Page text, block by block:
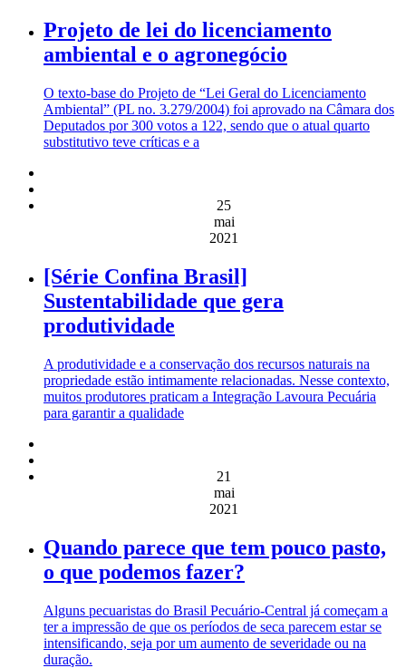
Projeto de lei do licenciamento
ambiental e o agronegócio
O texto-base do Projeto de “Lei Geral do Licenciamento
Ambiental” (PL no. 3.279/2004) foi aprovado na Câmara dos
Deputados por 300 votos a 122, sendo que o atual quarto
substitutivo teve críticas e a
25
mai
2021
[Série Confina Brasil]
Sustentabilidade que gera
produtividade
A produtividade e a conservação dos recursos naturais na
propriedade estão intimamente relacionadas. Nesse contexto,
muitos produtores praticam a Integração Lavoura Pecuária
para garantir a qualidade
21
mai
2021
Quando parece que tem pouco pasto,
o que podemos fazer?
Alguns pecuaristas do Brasil Pecuário-Central já começam a
ter a impressão de que os períodos de seca parecem estar se
intensificando, seja por um aumento de severidade ou na
duração.